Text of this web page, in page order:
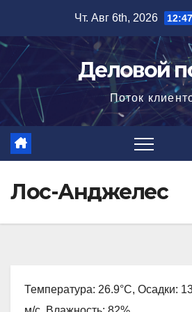
содержимому
Чт. Авг 6th, 2026
Деловой
Поток
Лос-Анджелес
Температура: 26.9°C, Осадки: